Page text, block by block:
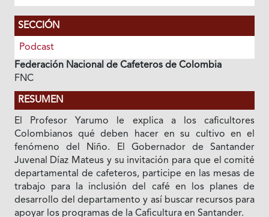
SECCIÓN
Podcast
Federación Nacional de Cafeteros de Colombia
FNC
RESUMEN
El Profesor Yarumo le explica a los caficultores
Colombianos qué deben hacer en su cultivo en el
fenómeno del Niño. El Gobernador de Santander
Juvenal Díaz Mateus y su invitación para que el comité
departamental de cafeteros, participe en las mesas de
trabajo para la inclusión del café en los planes de
desarrollo del departamento y así buscar recursos para
apoyar los programas de la Caficultura en Santander.